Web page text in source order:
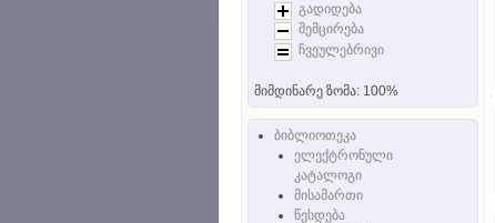
გადიდება
შემცირება
ჩვეულებრივი
მიმდინარე ზომა: 100%
ბიბლიოთეკა
ელექტრონული
კატალოგი
მისამართი
წესდება